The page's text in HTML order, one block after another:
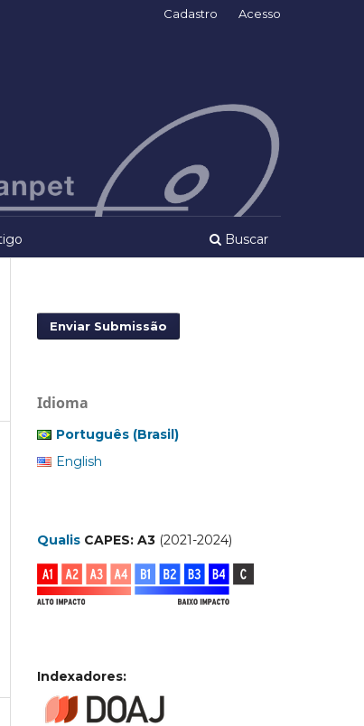
Buscar
Cadastro Acesso
Enviar Submissão
Idioma
Português (Brasil)
English
Qualis CAPES: A3 (2021-2024)
Indexadores: